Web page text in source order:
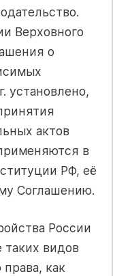
Верховного
о
установлено,
актов
в
РФ, её
Соглашению.
России
таких видов
как